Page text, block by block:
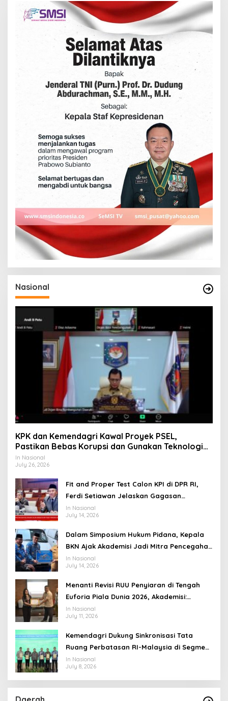
Nasional
KPK dan Kemendagri Kawal Proyek PSEL,
Pastikan Bebas Korupsi dan Gunakan Teknologi
Ramah Lingkungan
In Nasional
July 26, 2026
Fit and Proper Test Calon KPI di DPR RI,
Ferdi Setiawan Jelaskan Gagasan
Transformasi Menuju Ekosistem Penyiaran
yang Adaptif
In Nasional
July 14, 2026
Dalam Simposium Hukum Pidana, Kepala
BKN Ajak Akademisi Jadi Mitra Pencegahan
Tindak Pidana di Birokrasi
In Nasional
July 14, 2026
Menanti Revisi RUU Penyiaran di Tengah
Euforia Piala Dunia 2026, Akademisi:
Jangan Terus Jadi “Messi dan Ronaldo”
Legislasi
In Nasional
July 11, 2026
Kemendagri Dukung Sinkronisasi Tata
Ruang Perbatasan RI-Malaysia di Segmen
Sinapad-Sesai
In Nasional
July 8, 2026